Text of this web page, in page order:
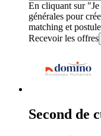
En cliquant sur
générales pour
matching et
Recevoir les offres
Second de